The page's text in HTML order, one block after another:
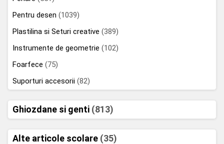
Pentru desen (1039)
Plastilina si Seturi creative (389)
Instrumente de geometrie (102)
Foarfece (75)
Suporturi accesorii (82)
Ghiozdane si genti (813)
Alte articole scolare (35)